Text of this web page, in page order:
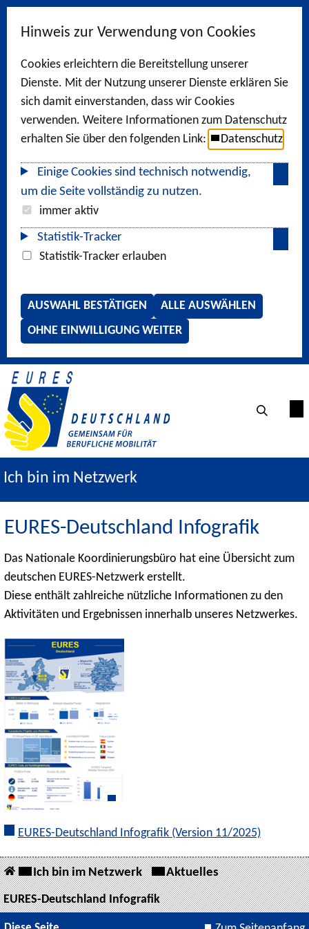
Hinweis zur Verwendung von Cookies
Cookies erleichtern die Bereitstellung unserer
Dienste. Mit der Nutzung unserer Dienste erklären Sie
sich damit einverstanden, dass wir Cookies
verwenden. Weitere Informationen zum Datenschutz
erhalten Sie über den folgenden Link:
Datenschutz
Einige Cookies sind technisch notwendig,
um die Seite vollständig zu nutzen.
immer aktiv
Statistik-Tracker
Statistik-Tracker erlauben
AUSWAHL BESTÄTIGEN
ALLE AUSWÄHLEN
OHNE EINWILLIGUNG WEITER
Ich bin im Netzwerk
EURES-Deutschland Infografik
Das Nationale Koordinierungsbüro hat eine Übersicht zum
deutschen EURES-Netzwerk erstellt.
Diese enthält zahlreiche nützliche Informationen zu den
Aktivitäten und Ergebnissen innerhalb unseres Netzwerkes.
EURES-Deutschland Infografik (Version 11/2025)
Ich bin im Netzwerk Aktuelles
EURES-Deutschland Infografik